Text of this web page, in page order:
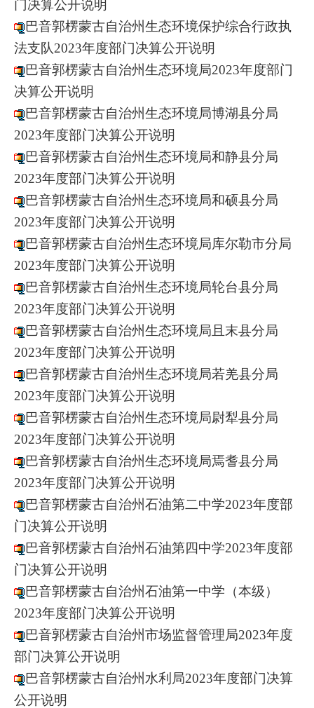
门决算公开说明
巴音郭楞蒙古自治州生态环境保护综合行政执
法支队2023年度部门决算公开说明
巴音郭楞蒙古自治州生态环境局2023年度部门
决算公开说明
巴音郭楞蒙古自治州生态环境局博湖县分局
2023年度部门决算公开说明
巴音郭楞蒙古自治州生态环境局和静县分局
2023年度部门决算公开说明
巴音郭楞蒙古自治州生态环境局和硕县分局
2023年度部门决算公开说明
巴音郭楞蒙古自治州生态环境局库尔勒市分局
2023年度部门决算公开说明
巴音郭楞蒙古自治州生态环境局轮台县分局
2023年度部门决算公开说明
巴音郭楞蒙古自治州生态环境局且末县分局
2023年度部门决算公开说明
巴音郭楞蒙古自治州生态环境局若羌县分局
2023年度部门决算公开说明
巴音郭楞蒙古自治州生态环境局尉犁县分局
2023年度部门决算公开说明
巴音郭楞蒙古自治州生态环境局焉耆县分局
2023年度部门决算公开说明
巴音郭楞蒙古自治州石油第二中学2023年度部
门决算公开说明
巴音郭楞蒙古自治州石油第四中学2023年度部
门决算公开说明
巴音郭楞蒙古自治州石油第一中学（本级）
2023年度部门决算公开说明
巴音郭楞蒙古自治州市场监督管理局2023年度
部门决算公开说明
巴音郭楞蒙古自治州水利局2023年度部门决算
公开说明